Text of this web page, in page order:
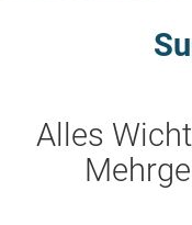
Alles